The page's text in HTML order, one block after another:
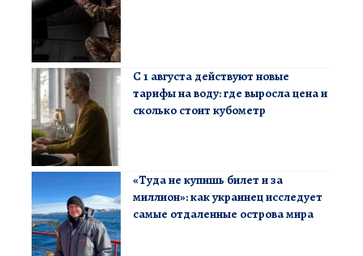
С 1 августа действуют новые
тарифы на воду: где выросла цена и
сколько стоит кубометр
«Туда не купишь билет и за
миллион»: как украинец исследует
самые отдаленные острова мира